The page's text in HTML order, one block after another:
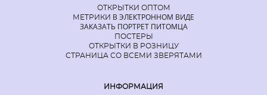
ОТКРЫТКИ ОПТОМ
МЕТРИКИ В ЭЛЕКТРОННОМ ВИДЕ
ЗАКАЗАТЬ ПОРТРЕТ ПИТОМЦА
ПОСТЕРЫ
ОТКРЫТКИ В РОЗНИЦУ
СТРАНИЦА СО ВСЕМИ ЗВЕРЯТАМИ
ИНФОРМАЦИЯ